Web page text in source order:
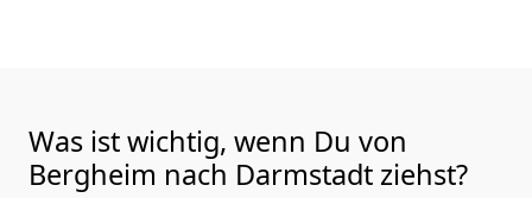
Was ist wichtig, wenn Du von
Bergheim nach Darmstadt ziehst?